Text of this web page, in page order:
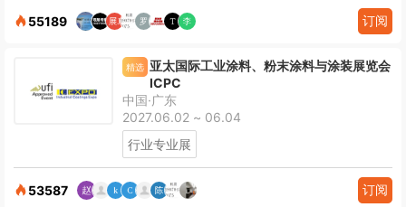
55189 订阅
精选 亚太国际工业涂料、粉末涂料与涂装展览会
ICPC
中国·广东
2027.06.02 ~ 06.04
行业专业展
53587 订阅